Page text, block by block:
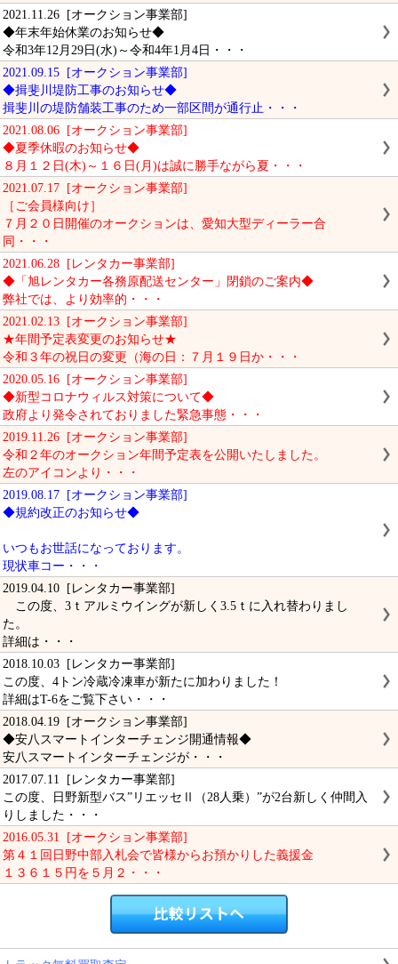
2021.11.26 [オークション事業部]
◆年末年始休業のお知らせ◆
令和3年12月29日(水)～令和4年1月4日・・・
2021.09.15 [オークション事業部]
◆揖斐川堤防工事のお知らせ◆
揖斐川の堤防舗装工事のため一部区間が通行止・・・
2021.08.06 [オークション事業部]
◆夏季休暇のお知らせ◆
８月１２日(木)～１６日(月)は誠に勝手ながら夏・・・
2021.07.17 [オークション事業部]
［ご会員様向け］
７月２０日開催のオークションは、愛知大型ディーラー合
同・・・
2021.06.28 [レンタカー事業部]
◆「旭レンタカー各務原配送センター」閉鎖のご案内◆
弊社では、より効率的・・・
2021.02.13 [オークション事業部]
★年間予定表変更のお知らせ★
令和３年の祝日の変更（海の日：７月１９日か・・・
2020.05.16 [オークション事業部]
◆新型コロナウィルス対策について◆
政府より発令されておりました緊急事態・・・
2019.11.26 [オークション事業部]
令和２年のオークション年間予定表を公開いたしました。
左のアイコンより・・・
2019.08.17 [オークション事業部]
◆規約改正のお知らせ◆
いつもお世話になっております。
現状車コー・・・
2019.04.10 [レンタカー事業部]
この度、3ｔアルミウイングが新しく3.5ｔに入れ替わりまし
た。
詳細は・・・
2018.10.03 [レンタカー事業部]
この度、4トン冷蔵冷凍車が新たに加わりました！
詳細はT-6をご覧下さい・・・
2018.04.19 [オークション事業部]
◆安八スマートインターチェンジ開通情報◆
安八スマートインターチェンジが・・・
2017.07.11 [レンタカー事業部]
この度、日野新型バス”リエッセⅡ（28人乗）”が2台新しく仲間入
りしました・・・
2016.05.31 [オークション事業部]
第４１回日野中部入札会で皆様からお預かりした義援金
１３６１５円を５月２・・・